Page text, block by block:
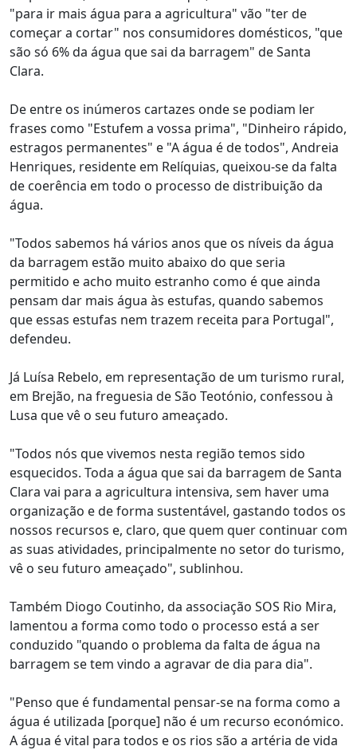
"para ir mais água para a agricultura" vão "ter de
começar a cortar" nos consumidores domésticos, "que
são só 6% da água que sai da barragem" de Santa
Clara.
De entre os inúmeros cartazes onde se podiam ler
frases como "Estufem a vossa prima", "Dinheiro rápido,
estragos permanentes" e "A água é de todos", Andreia
Henriques, residente em Relíquias, queixou-se da falta
de coerência em todo o processo de distribuição da
água.
"Todos sabemos há vários anos que os níveis da água
da barragem estão muito abaixo do que seria
permitido e acho muito estranho como é que ainda
pensam dar mais água às estufas, quando sabemos
que essas estufas nem trazem receita para Portugal",
defendeu.
Já Luísa Rebelo, em representação de um turismo rural,
em Brejão, na freguesia de São Teotónio, confessou à
Lusa que vê o seu futuro ameaçado.
"Todos nós que vivemos nesta região temos sido
esquecidos. Toda a água que sai da barragem de Santa
Clara vai para a agricultura intensiva, sem haver uma
organização e de forma sustentável, gastando todos os
nossos recursos e, claro, que quem quer continuar com
as suas atividades, principalmente no setor do turismo,
vê o seu futuro ameaçado", sublinhou.
Também Diogo Coutinho, da associação SOS Rio Mira,
lamentou a forma como todo o processo está a ser
conduzido "quando o problema da falta de água na
barragem se tem vindo a agravar de dia para dia".
"Penso que é fundamental pensar-se na forma como a
água é utilizada [porque] não é um recurso económico.
A água é vital para todos e os rios são a artéria de vida